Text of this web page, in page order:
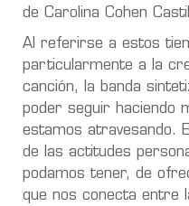
de Carolina Cohen
Al referirse a estos
particularmente a la
canción, la banda
poder seguir haciendo
estamos atravesando.
de las actitudes
podamos tener, de
que nos conecta entre